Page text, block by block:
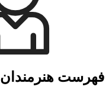
فهرست هنرمندان